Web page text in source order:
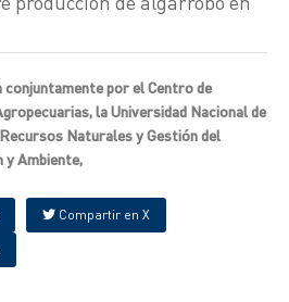
conjuntamente por el Centro de
la Universidad Nacional de
Naturales y Gestión del
y Ambiente,
Compartir en X